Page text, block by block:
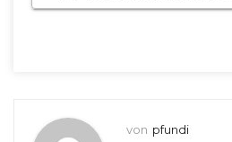
von pfundi